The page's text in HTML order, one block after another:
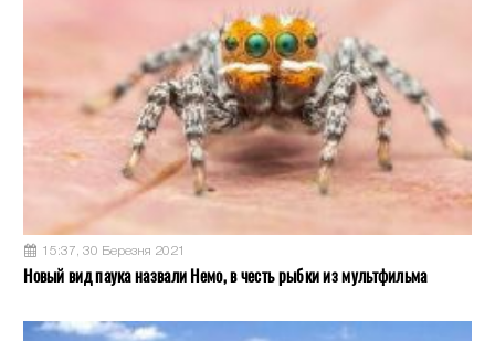
15:37, 30 Березня 2021
Новый вид паука назвали Немо, в честь рыбки из мультфильма